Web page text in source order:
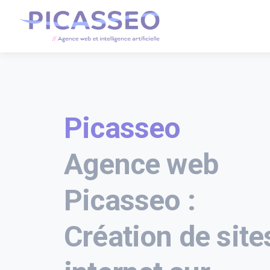
Picasseo
Agence web
Picasseo :
Création de